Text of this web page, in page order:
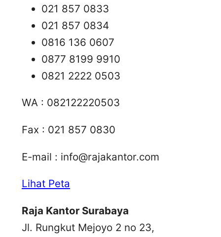
021 857 0833
021 857 0834
0816 136 0607
0877 8199 9910
0821 2222 0503
WA : 082122220503
Fax : 021 857 0830
E-mail : info@rajakantor.com
Lihat Peta
Raja Kantor Surabaya
Jl. Rungkut Mejoyo 2 no 23,